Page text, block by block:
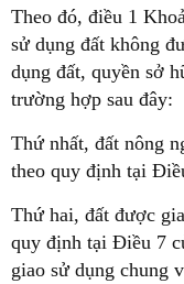
Theo đó, điều 1
sử dụng đất không
dụng đất, quyền sở
trường hợp sau đây:
Thứ nhất, đất nông
theo quy định tại
Thứ hai, đất được
quy định tại Điều 7
giao sử dụng chung